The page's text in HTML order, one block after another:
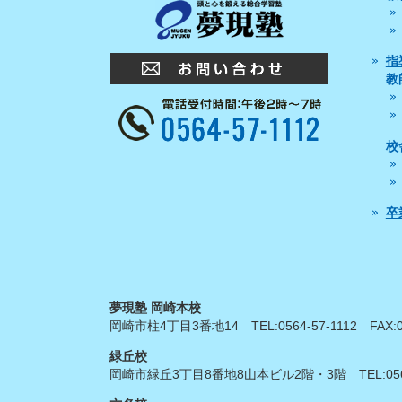
指
教
校
卒
夢現塾 岡崎本校
岡崎市柱4丁目3番地14 TEL:0564-57-1112
緑丘校
岡崎市緑丘3丁目8番地8山本ビル2階・3階 TEL: